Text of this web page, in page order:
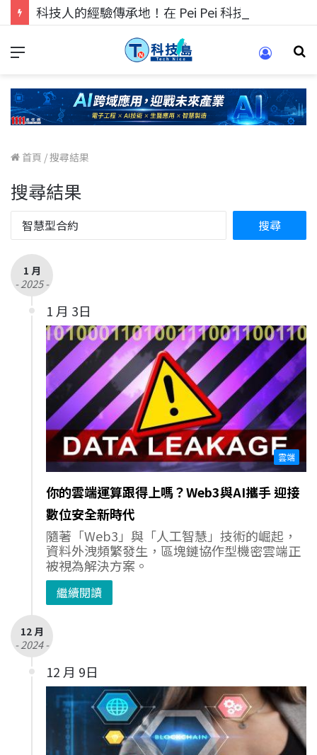
首頁 /搜尋結果
搜尋結果
1 月
- 2025 -
1 月 3日
雲端
你的雲端運算跟得上嗎？Web3與AI攜手 迎接
數位安全新時代
隨著「Web3」與「人工智慧」技術的崛起，
資料外洩頻繁發生，區塊鏈協作型機密雲端正
被視為解決方案。
繼續閱讀
12 月
- 2024 -
12 月 9日